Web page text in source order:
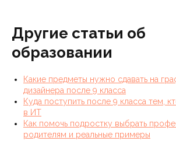
Другие статьи об
образовании
Какие предметы нужно сдавать на
дизайнера после 9 класса
Куда поступить после 9 класса тем,
в ИТ
Как помочь подростку выбрать
родителям и реальные примеры